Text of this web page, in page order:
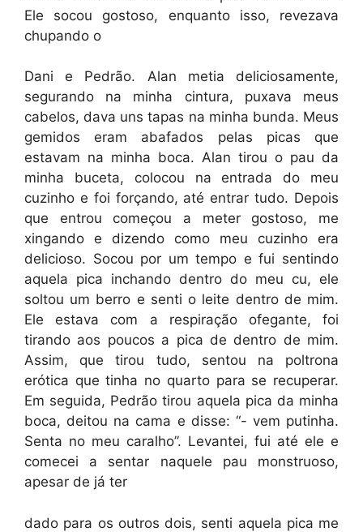
Ele socou gostoso, enquanto isso, revezava
chupando o
Dani e Pedrão. Alan metia deliciosamente,
segurando na minha cintura, puxava meus
cabelos, dava uns tapas na minha bunda. Meus
gemidos eram abafados pelas picas que
estavam na minha boca. Alan tirou o pau da
minha buceta, colocou na entrada do meu
cuzinho e foi forçando, até entrar tudo. Depois
que entrou começou a meter gostoso, me
xingando e dizendo como meu cuzinho era
delicioso. Socou por um tempo e fui sentindo
aquela pica inchando dentro do meu cu, ele
soltou um berro e senti o leite dentro de mim.
Ele estava com a respiração ofegante, foi
tirando aos poucos a pica de dentro de mim.
Assim, que tirou tudo, sentou na poltrona
erótica que tinha no quarto para se recuperar.
Em seguida, Pedrão tirou aquela pica da minha
boca, deitou na cama e disse: “- vem putinha.
Senta no meu caralho”. Levantei, fui até ele e
comecei a sentar naquele pau monstruoso,
apesar de já ter
dado para os outros dois, senti aquela pica me